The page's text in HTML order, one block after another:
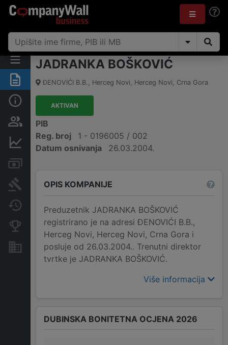
Sažetak
Osobe i vlasništvo
Finansijski podaci
Arhiva sudskih objava
Promjene
Konkurentne kompanije
Nekretnine i imovina
JADRANKA BOŠKOVIĆ
ĐENOVIĆI B.B., Herceg Novi, Herceg Novi, Crna Gora
AKTIVAN
PIB
Reg. broj
1 - 0196005 / 002
Datum osnivanja
26.03.2004.
OPIS KOMPANIJE
Preduzetnik JADRANKA BOŠKOVIĆ
registrirano je na adresi ĐENOVIĆI B.B.,
Herceg Novi, Herceg Novi, Crna Gora i
posluje od 26.03.2004.. Trenutni direktor
tvrtke je JADRANKA BOŠKOVIĆ.
Više informacija
DUBINSKA BONITETNA OCJENA 2026